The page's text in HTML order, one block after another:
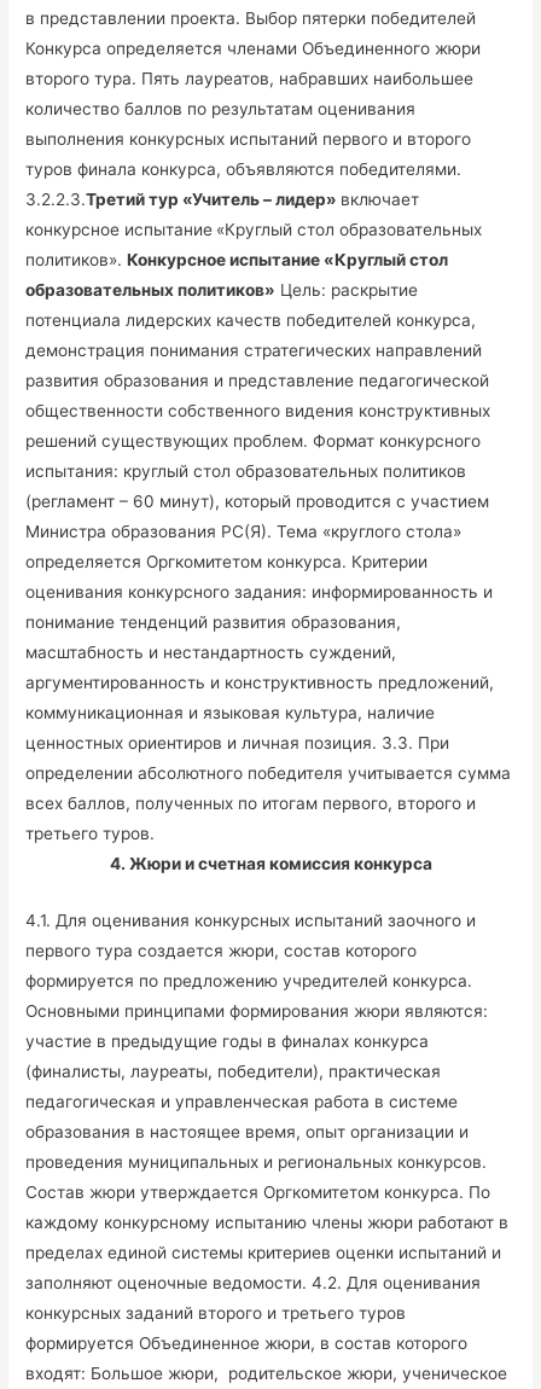
в представлении проекта. Выбор пятерки победителей
Конкурса определяется членами Объединенного жюри
второго тура. Пять лауреатов, набравших наибольшее
количество баллов по результатам оценивания
выполнения конкурсных испытаний первого и второго
туров финала конкурса, объявляются победителями.
3.2.2.3.Третий тур «Учитель – лидер» включает
конкурсное испытание «Круглый стол образовательных
политиков». Конкурсное испытание «Круглый стол
образовательных политиков» Цель: раскрытие
потенциала лидерских качеств победителей конкурса,
демонстрация понимания стратегических направлений
развития образования и представление педагогической
общественности собственного видения конструктивных
решений существующих проблем. Формат конкурсного
испытания: круглый стол образовательных политиков
(регламент – 60 минут), который проводится с участием
Министра образования РС(Я). Тема «круглого стола»
определяется Оргкомитетом конкурса. Критерии
оценивания конкурсного задания: информированность и
понимание тенденций развития образования,
масштабность и нестандартность суждений,
аргументированность и конструктивность предложений,
коммуникационная и языковая культура, наличие
ценностных ориентиров и личная позиция. 3.3. При
определении абсолютного победителя учитывается сумма
всех баллов, полученных по итогам первого, второго и
третьего туров.
4. Жюри и счетная комиссия конкурса
4.1. Для оценивания конкурсных испытаний заочного и
первого тура создается жюри, состав которого
формируется по предложению учредителей конкурса.
Основными принципами формирования жюри являются:
участие в предыдущие годы в финалах конкурса
(финалисты, лауреаты, победители), практическая
педагогическая и управленческая работа в системе
образования в настоящее время, опыт организации и
проведения муниципальных и региональных конкурсов.
Состав жюри утверждается Оргкомитетом конкурса. По
каждому конкурсному испытанию члены жюри работают в
пределах единой системы критериев оценки испытаний и
заполняют оценочные ведомости. 4.2. Для оценивания
конкурсных заданий второго и третьего туров
формируется Объединенное жюри, в состав которого
входят: Большое жюри, родительское жюри, ученическое